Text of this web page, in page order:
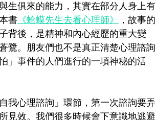
生俱來的能力，其實在部分人身上有
書 《蛤蟆先生去看心理師》
，故事的
背後，是精神和內心經歷的重大變
鷺。朋友們也不是真正清楚心理諮詢
」事件的人們進行的一項神秘的活
我心理諮詢」環節，第一次諮詢要弄
見效。我們很多時候會下意識地逃避